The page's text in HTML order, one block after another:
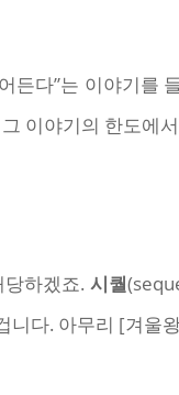
다”는 이야기를
이야기의 한도에
당하겠죠.시퀄
다. 아무리 [겨울